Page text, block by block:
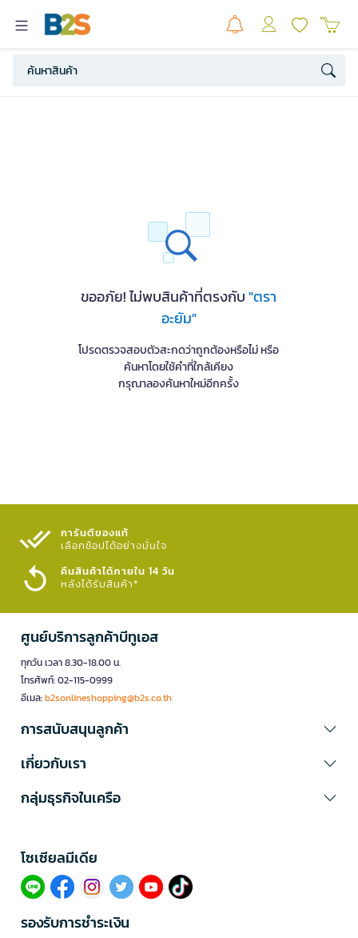
ขออภัย! ไม่พบสินค้าที่ตรงกับ"ตรา
อะยัม"
โปรดตรวจสอบตัวสะกดว่าถูกต้องหรือไม่ หรือ
ค้นหาโดยใช้คำที่ใกล้เคียง
กรุณาลองค้นหาใหม่อีกครั้ง
การันตีของแท้
เลือกช้อปได้อย่างมั่นใจ​
คืนสินค้าได้ภายใน 14 วัน
หลังได้รับสินค้า*
ศูนย์บริการลูกค้าบีทูเอส
ทุกวัน เวลา 8.30-18.00 น.
โทรศัพท์: 02-115-0999
อีเมล:b2sonlineshopping@b2s.co.th
การสนับสนุนลูกค้า
เกี่ยวกับเรา
กลุ่มธุรกิจในเครือ
โซเซียลมีเดีย​
รองรับการชำระเงิน